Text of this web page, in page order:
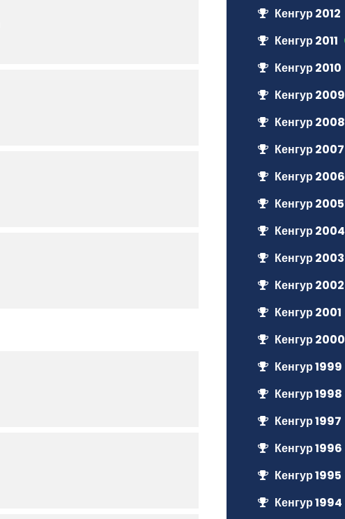
Кенгур 2012
Кенгур 2011
Кенгур 2010
Кенгур 2009
Кенгур 2008
Кенгур 2007
Кенгур 2006
Кенгур 2005
Кенгур 2004
Кенгур 2003
Кенгур 2002
Кенгур 2001
Кенгур 2000
Кенгур 1999
Кенгур 1998
Кенгур 1997
Кенгур 1996
Кенгур 1995
Кенгур 1994